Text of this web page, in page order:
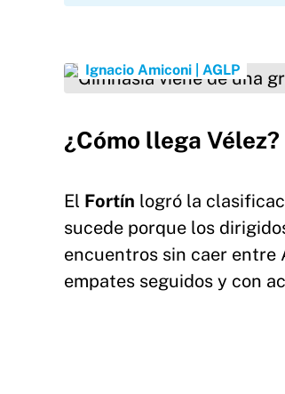
Ignacio Amiconi | AGLP
¿Cómo llega Vélez?
El Fortín logró la
sucede porque los
encuentros sin caer entre
empates seguidos y con